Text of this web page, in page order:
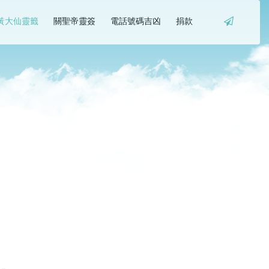
大仙靈籤 關聖帝靈簽 電話號碼吉凶 捐款